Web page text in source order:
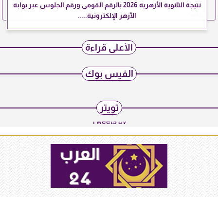
نتيجة الثانوية الأزهرية 2026 بالرقم القومي ورقم الجلوس عبر بوابة
الأزهر الإلكترونية.....
الأعلى قراءة
الفيس بوك
تويتر
Tweets by